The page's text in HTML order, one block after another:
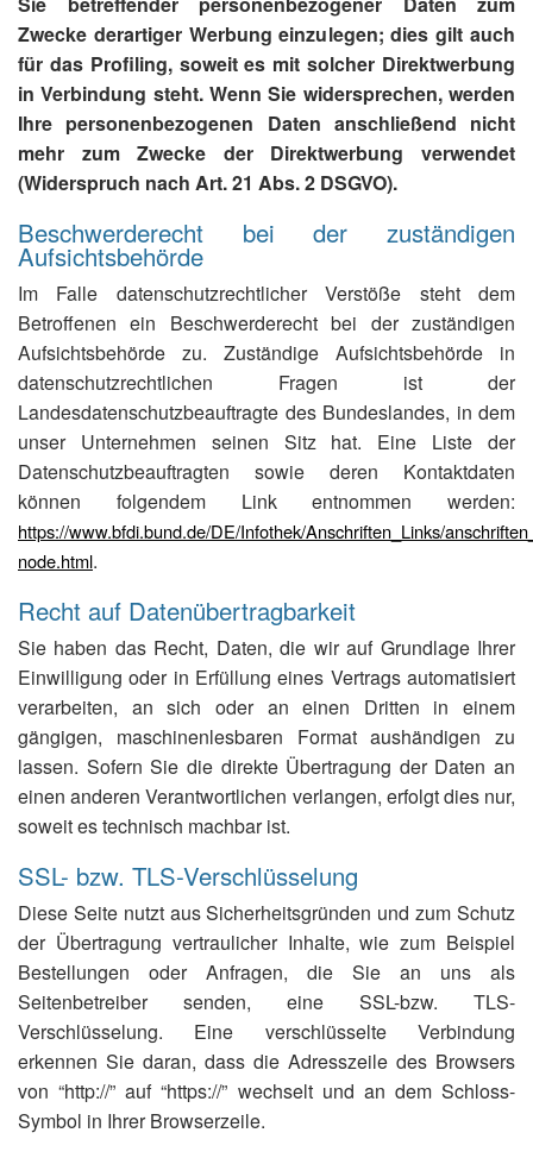
Zwecke derartiger Werbung einzulegen; dies gilt auch
für das Profiling, soweit es mit solcher Direktwerbung
in Verbindung steht. Wenn Sie widersprechen, werden
Ihre personenbezogenen Daten anschließend nicht
mehr zum Zwecke der Direktwerbung verwendet
(Widerspruch nach Art. 21 Abs. 2 DSGVO).
Beschwerderecht bei der zuständigen
Aufsichtsbehörde
Im Falle datenschutzrechtlicher Verstöße steht dem
Betroffenen ein Beschwerderecht bei der zuständigen
Aufsichtsbehörde zu. Zuständige Aufsichtsbehörde in
datenschutzrechtlichen Fragen ist der
Landesdatenschutzbeauftragte des Bundeslandes, in dem
unser Unternehmen seinen Sitz hat. Eine Liste der
Datenschutzbeauftragten sowie deren Kontaktdaten
können folgendem Link entnommen werden:
https://www.bfdi.bund.de/DE/Infothek/Anschriften_Links/
node.html.
Recht auf Datenübertragbarkeit
Sie haben das Recht, Daten, die wir auf Grundlage Ihrer
Einwilligung oder in Erfüllung eines Vertrags automatisiert
verarbeiten, an sich oder an einen Dritten in einem
gängigen, maschinenlesbaren Format aushändigen zu
lassen. Sofern Sie die direkte Übertragung der Daten an
einen anderen Verantwortlichen verlangen, erfolgt dies nur,
soweit es technisch machbar ist.
SSL- bzw. TLS-Verschlüsselung
Diese Seite nutzt aus Sicherheitsgründen und zum Schutz
der Übertragung vertraulicher Inhalte, wie zum Beispiel
Bestellungen oder Anfragen, die Sie an uns als
Seitenbetreiber senden, eine SSL-bzw. TLS-
Verschlüsselung. Eine verschlüsselte Verbindung
erkennen Sie daran, dass die Adresszeile des Browsers
von “http://” auf “https://” wechselt und an dem Schloss-
Symbol in Ihrer Browserzeile.